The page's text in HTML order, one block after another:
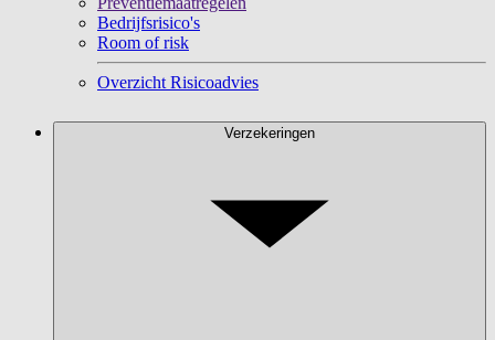
Bedrijfsrisico's
Room of risk
Overzicht Risicoadvies
Verzekeringen